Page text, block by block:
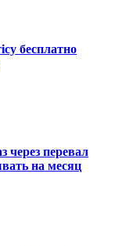
бесплатно
перевал
на месяц